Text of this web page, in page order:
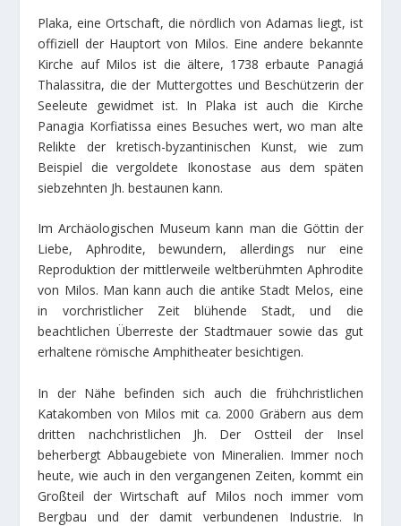
Plaka, eine Ortschaft, die nördlich von Adamas liegt, ist
offiziell der Hauptort von Milos. Eine andere bekannte
Kirche auf Milos ist die ältere, 1738 erbaute Panagiá
Thalassitra, die der Muttergottes und Beschützerin der
Seeleute gewidmet ist. In Plaka ist auch die Kirche
Panagia Korfiatissa eines Besuches wert, wo man alte
Relikte der kretisch-byzantinischen Kunst, wie zum
Beispiel die vergoldete Ikonostase aus dem späten
siebzehnten Jh. bestaunen kann.
Im Archäologischen Museum kann man die Göttin der
Liebe, Aphrodite, bewundern, allerdings nur eine
Reproduktion der mittlerweile weltberühmten Aphrodite
von Milos. Man kann auch die antike Stadt Melos, eine
in vorchristlicher Zeit blühende Stadt, und die
beachtlichen Überreste der Stadtmauer sowie das gut
erhaltene römische Amphitheater besichtigen.
In der Nähe befinden sich auch die frühchristlichen
Katakomben von Milos mit ca. 2000 Gräbern aus dem
dritten nachchristlichen Jh. Der Ostteil der Insel
beherbergt Abbaugebiete von Mineralien. Immer noch
heute, wie auch in den vergangenen Zeiten, kommt ein
Großteil der Wirtschaft auf Milos noch immer vom
Bergbau und der damit verbundenen Industrie. In